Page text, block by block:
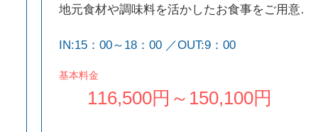
地元食材や調味料を活かしたお食事をご用意
ます。
たりと滞在できるため、カップルやご夫婦、お
子様連れのファミリーにもおすすめです。
IN:15：00～18：00 ／OUT:9：00
基本料金
116,500円～150,100円